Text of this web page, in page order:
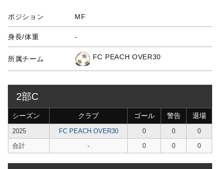
ポジション MF
身長/体重 -
所属チーム FC PEACH OVER30
2部C
シーズン クラブ ゴール 警告 退場
2025 FC PEACH OVER30 0 0
0
合計
- 0 0 0